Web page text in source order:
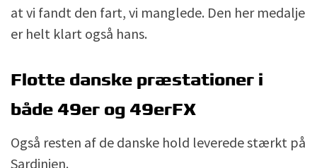
at vi fandt den fart, vi manglede. Den her medalje
er helt klart også hans.
Flotte danske præstationer i
både 49er og 49erFX
Også resten af de danske hold leverede stærkt på
Sardinien.